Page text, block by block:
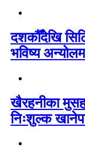
दशकौँदेखि
भविष्य
खैरहनीका
निःशुल्क